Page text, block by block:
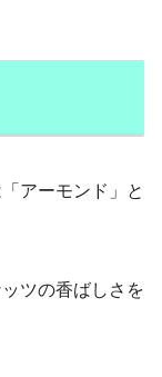
アーモンド」と
ツの香ばしさを